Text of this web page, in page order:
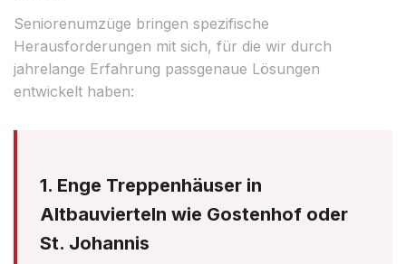
Seniorenumzüge bringen spezifische
Herausforderungen mit sich, für die wir durch
jahrelange Erfahrung passgenaue Lösungen
entwickelt haben:
1. Enge Treppenhäuser in
Altbauvierteln wie Gostenhof oder
St. Johannis